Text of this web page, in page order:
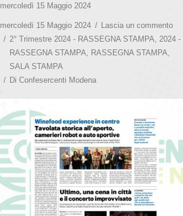
mercoledì 15 Maggio 2024
mercoledì 15 Maggio 2024
Lascia un commento
2° Trimestre 2024 - RASSEGNA STAMPA
2024 -
RASSEGNA STAMPA
RASSEGNA STAMPA
SALA STAMPA
Di Confesercenti Modena